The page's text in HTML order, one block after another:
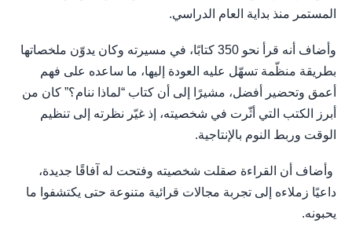
المستمر منذ بداية العام الدراسي.
وأضاف أنه قرأ نحو 350 كتابًا، في مسيرته وكان يدوّن ملخصاتها
بطريقة منظّمة تسهّل عليه العودة إليها، ما ساعده على فهم
أعمق وتحضير أفضل، مشيرًا إلى أن كتاب “لماذا ننام؟” كان من
أبرز الكتب التي أثّرت في شخصيته، إذ غيّر نظرته إلى تنظيم
الوقت وربط النوم بالإنتاجية.
وأضاف أن القراءة صقلت شخصيته وفتحت له آفاقًا جديدة،
داعيًا زملاءه إلى تجربة مجالات قرائية متنوعة حتى يكتشفوا ما
يحبونه.